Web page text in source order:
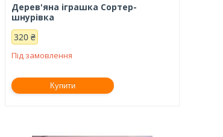
Дерев'яна іграшка Сортер-
шнурівка
320 ₴
Під замовлення
Купити